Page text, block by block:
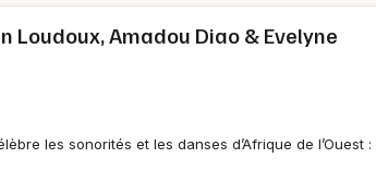
Loudoux, Amadou Diao & Evelyne
les sonorités et les danses d’Afrique de l’Ouest :